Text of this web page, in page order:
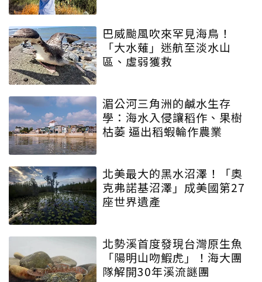
巴威颱風吹來罕見海鳥！
「大水薙」迷航至淡水山
區、虛弱獲救
湄公河三角洲的鹹水生存
學：海水入侵讓稻作、果樹
枯萎 逼出稻蝦輪作農業
北美最大的黑水沼澤！「奧
克弗諾基沼澤」成美國第27
座世界遺產
北勢溪首度發現台灣原生魚
「陽明山吻鰕虎」！海大團
隊解開30年溪流謎團